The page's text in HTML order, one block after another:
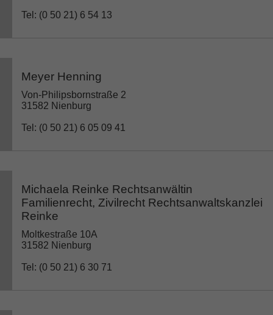
Tel: (0 50 21) 6 54 13
Meyer Henning
Von-Philipsbornstraße 2
31582 Nienburg
Tel: (0 50 21) 6 05 09 41
Michaela Reinke Rechtsanwältin
Familienrecht, Zivilrecht Rechtsanwaltskanzlei
Reinke
Moltkestraße 10A
31582 Nienburg
Tel: (0 50 21) 6 30 71